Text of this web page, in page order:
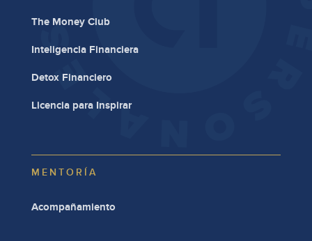
The Money Club
Inteligencia Financiera
Detox Financiero
Licencia para Inspirar
MENTORÍA
Acompañamiento